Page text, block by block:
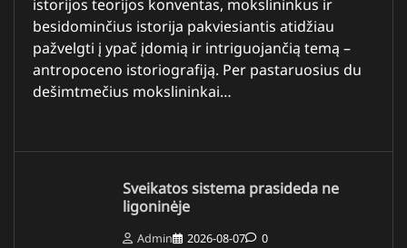
istorijos teorijos konventas, mokslininkus ir
besidominčius istorija pakviesiantis atidžiau
pažvelgti į ypač įdomią ir intriguojančią temą –
antropoceno istoriografiją. Per pastaruosius du
dešimtmečius mokslininkai…
Sveikatos sistema prasideda ne
ligoninėje
Admin 2026-08-07 0